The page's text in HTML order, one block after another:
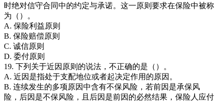
时绝对信守合同中的约定与承诺。这一原则要求在保险中被称
为（）。
A. 保险利益原则
B. 保险赔偿原则
C. 诚信原则
D. 委付原则
19. 下列关于近因原则的说法，不正确的是（）。
A. 近因是指处于支配地位或者起决定作用的原因。
B. 连续发生的多项原因中含有不保风险，若前因是承保风
险，后因是不保风险，且后因是前因的必然结果，保险人应付